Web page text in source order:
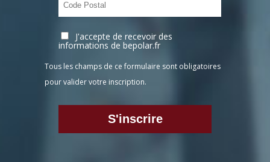
J'accepte de recevoir des
informations de bepolar.fr
Tous les champs de ce formulaire sont obligatoires
pour valider votre inscription.